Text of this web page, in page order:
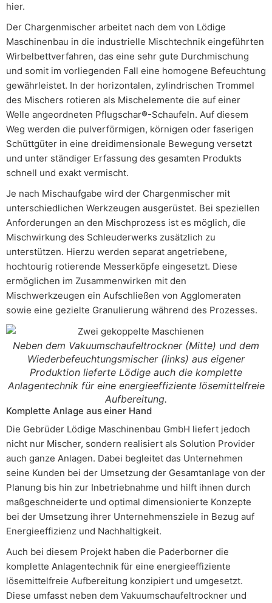
hier.
Der Chargenmischer arbeitet nach dem von Lödige
Maschinenbau in die industrielle Mischtechnik eingeführten
Wirbelbettverfahren, das eine sehr gute Durchmischung
und somit im vorliegenden Fall eine homogene Befeuchtung
gewährleistet. In der horizontalen, zylindrischen Trommel
des Mischers rotieren als Mischelemente die auf einer
Welle angeordneten Pflugschar®-Schaufeln. Auf diesem
Weg werden die pulverförmigen, körnigen oder faserigen
Schüttgüter in eine dreidimensionale Bewegung versetzt
und unter ständiger Erfassung des gesamten Produkts
schnell und exakt vermischt.
Je nach Mischaufgabe wird der Chargenmischer mit
unterschiedlichen Werkzeugen ausgerüstet. Bei speziellen
Anforderungen an den Mischprozess ist es möglich, die
Mischwirkung des Schleuderwerks zusätzlich zu
unterstützen. Hierzu werden separat angetriebene,
hochtourig rotierende Messerköpfe eingesetzt. Diese
ermöglichen im Zusammenwirken mit den
Mischwerkzeugen ein Aufschließen von Agglomeraten
sowie eine gezielte Granulierung während des Prozesses.
Neben dem Vakuumschaufeltrockner (Mitte) und dem
Wiederbefeuchtungsmischer (links) aus eigener
Produktion lieferte Lödige auch die komplette
Anlagentechnik für eine energieeffiziente lösemittelfreie
Aufbereitung.
Komplette Anlage aus einer Hand
Die Gebrüder Lödige Maschinenbau GmbH liefert jedoch
nicht nur Mischer, sondern realisiert als Solution Provider
auch ganze Anlagen. Dabei begleitet das Unternehmen
seine Kunden bei der Umsetzung der Gesamtanlage von der
Planung bis hin zur Inbetriebnahme und hilft ihnen durch
maßgeschneiderte und optimal dimensionierte Konzepte
bei der Umsetzung ihrer Unternehmensziele in Bezug auf
Energieeffizienz und Nachhaltigkeit.
Auch bei diesem Projekt haben die Paderborner die
komplette Anlagentechnik für eine energieeffiziente
lösemittelfreie Aufbereitung konzipiert und umgesetzt.
Diese umfasst neben dem Vakuumschaufeltrockner und